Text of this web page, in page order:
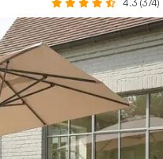
4.3 (374)